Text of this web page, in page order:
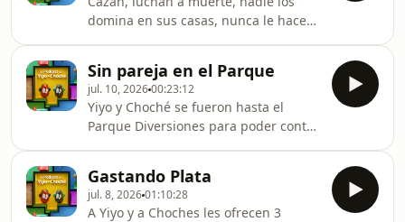
domina en sus casas, nunca le hacen
Choché
Sin pareja en el Parque
jul. 10, 202600:23:12
Yiyo y Choché se fueron hasta el
Parque Diversiones para poder contar
Gastando Plata
jul. 8, 202601:10:28
A Yiyo y a Choches les ofrecen 3